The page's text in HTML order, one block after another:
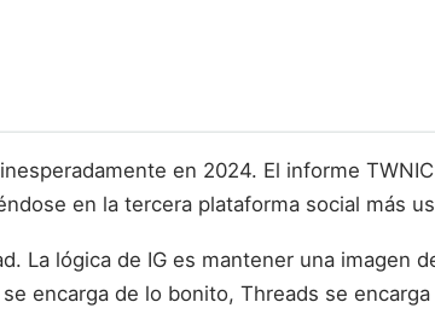
en 2024. El informe
en la tercera plataforma social más
La lógica de IG es mantener una imagen
encarga de lo bonito, Threads se